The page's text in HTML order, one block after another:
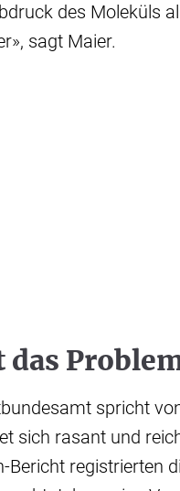
des Moleküls
sagt Maier.
das
spricht
sich rasant und
Bericht registrierten